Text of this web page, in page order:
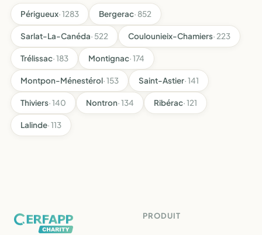
Périgueux· 1283 Bergerac· 852
Sarlat-La-Canéda· 522 Coulounieix-Chamiers· 223
Trélissac· 183 Montignac· 174
Montpon-Ménestérol· 153 Saint-Astier· 141
Thiviers· 140 Nontron· 134 Ribérac· 121
Lalinde· 113
PRODUIT